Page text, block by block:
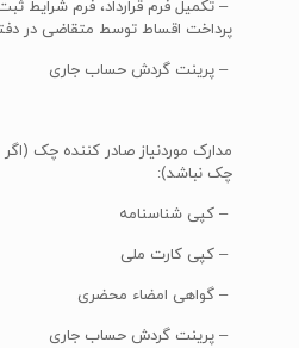
– تکمیل فرم قرارداد، فرم شرایط
پرداخت اقساط توسط متقاضی در
– پرینت گردش حساب جاری
مدارک موردنیاز صادر کننده چک
چک نباشد):
– کپی شناسنامه
– کپی کارت ملی
– گواهی امضاء محضری
– پرینت گردش حساب جاری